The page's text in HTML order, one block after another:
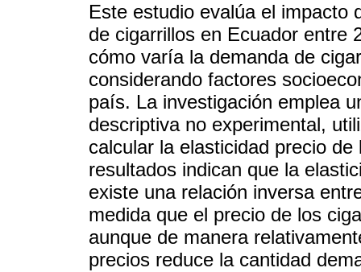
Este estudio evalúa el impacto
de cigarrillos en Ecuador entre
cómo varía la demanda de
considerando factores
país. La investigación emplea
descriptiva no experimental,
calcular la elasticidad precio
resultados indican que la
existe una relación inversa
medida que el precio de los
aunque de manera
precios reduce la cantidad